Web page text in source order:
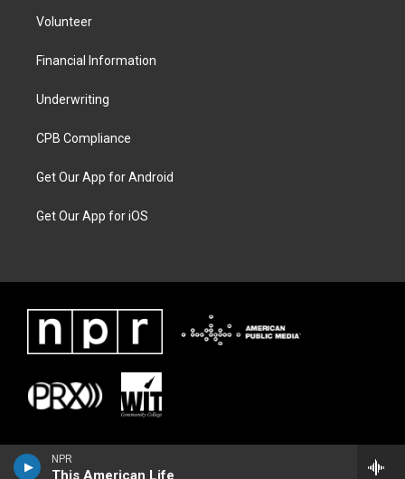
NPR
This American Life
Volunteer
Financial Information
Underwriting
CPB Compliance
Get Our App for Android
Get Our App for iOS